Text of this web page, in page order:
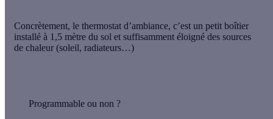
Concrètement, le thermostat d’ambiance, c’est un petit boîtier
installé à 1,5 mètre du sol et suffisamment éloigné des sources
de chaleur (soleil, radiateurs…)
Programmable ou non ?